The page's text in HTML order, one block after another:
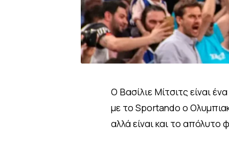
Ο Βασίλιε Μίτσιτς είναι
με το Sportando ο
αλλά είναι και το απόλυτο